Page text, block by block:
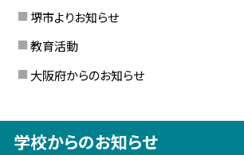
堺市よりお知らせ
教育活動
大阪府からのお知らせ
学校からのお知らせ